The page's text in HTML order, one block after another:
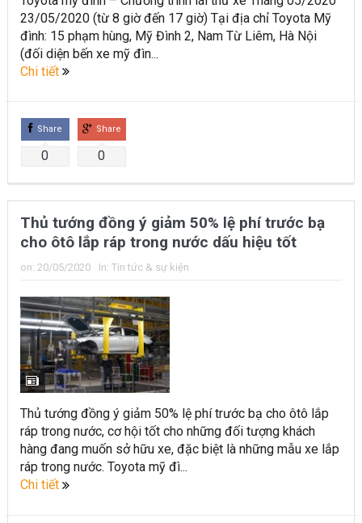
23/05/2020 (từ 8 giờ đến 17 giờ) Tại địa chỉ Toyota Mỹ
đình: 15 phạm hùng, Mỹ Đình 2, Nam Từ Liêm, Hà Nội
(đối diện bến xe mỹ đìn...
Chi tiết
Share
0
Share
0
Thủ tướng đồng ý giảm 50% lệ phí trước bạ
cho ôtô lắp ráp trong nước dấu hiệu tốt
on: 20/05/2020 In: Tin tức & sự kiện
Thủ tướng đồng ý giảm 50% lệ phí trước bạ cho ôtô lắp
ráp trong nước, cơ hội tốt cho những đối tượng khách
hàng đang muốn sở hữu xe, đặc biệt là những mẫu xe lắp
ráp trong nước. Toyota mỹ đì...
Chi tiết